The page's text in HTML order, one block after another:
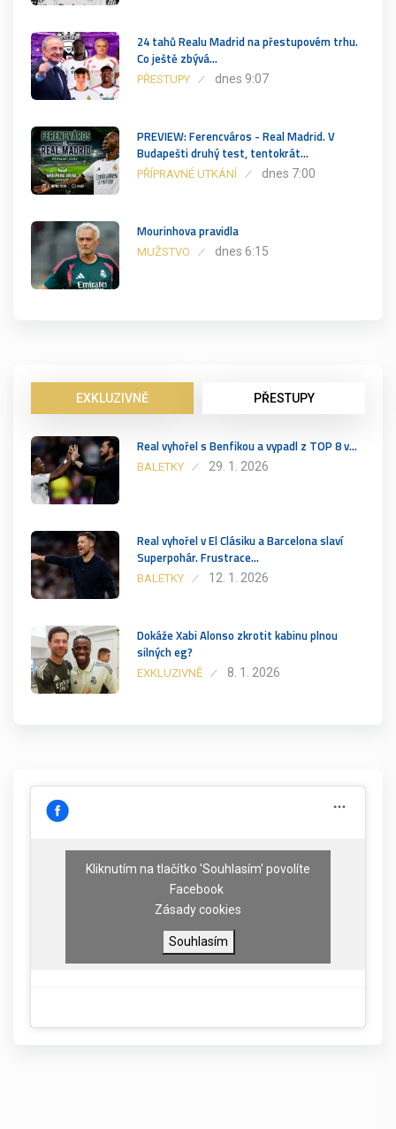
24 tahů Realu Madrid na přestupovém trhu.
Co ještě zbývá…
PŘESTUPY dnes 9:07
PREVIEW: Ferencváros - Real Madrid. V
Budapešti druhý test, tentokrát…
PŘÍPRAVNÉ UTKÁNÍ dnes 7:00
Mourinhova pravidla
MUŽSTVO dnes 6:15
EXKLUZIVNĚ PŘESTUPY
Real vyhořel s Benfikou a vypadl z TOP 8 v…
BALETKY 29. 1. 2026
Real vyhořel v El Clásiku a Barcelona slaví
Superpohár. Frustrace…
BALETKY 12. 1. 2026
Dokáže Xabi Alonso zkrotit kabinu plnou
silných eg?
EXKLUZIVNĚ 8. 1. 2026
Kliknutím na tlačítko 'Souhlasím' povolíte
Facebook
Zásady cookies
Souhlasím